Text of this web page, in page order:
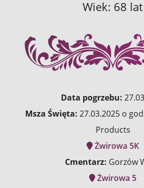
Wiek: 68 lat
Data pogrzebu:
Msza Święta: 27.03.2025 o
Products
Żwirowa 5K
Cmentarz: Gorzów
Żwirowa 5